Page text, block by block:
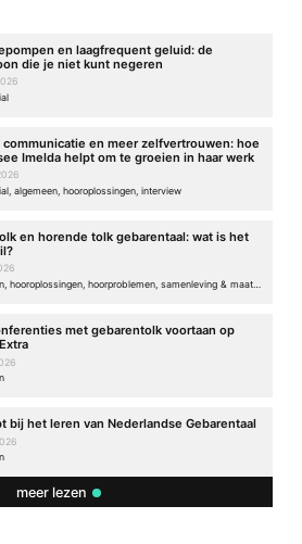
en laagfrequent geluid: de
die je niet kunt negeren
communicatie en meer zelfvertrouwen: hoe
Imelda helpt om te groeien in haar werk
algemeen, hooroplossingen, interview
en horende tolk gebarentaal: wat is het
met gebarentolk voortaan op
bij het leren van Nederlandse Gebarentaal
meer lezen